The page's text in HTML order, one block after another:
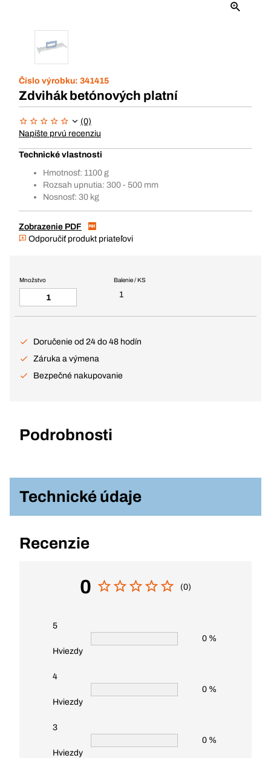
Číslo výrobku: 341415
Zdvihák betónových platní
(0)
Napíšte prvú recenziu
Technické vlastnosti
Hmotnosť: 1100 g
Rozsah upnutia: 300 - 500 mm
Nosnosť: 30 kg
Zobrazenie PDF
Odporučiť produkt priateľovi
Balenie / KS
1
Množstvo
Doručenie od 24 do 48 hodín
Záruka a výmena
Bezpečné nakupovanie
Podrobnosti
Technické údaje
Recenzie
0 (0)
5
Hviezdy
0 %
4
Hviezdy
0 %
3
Hviezdy
0 %